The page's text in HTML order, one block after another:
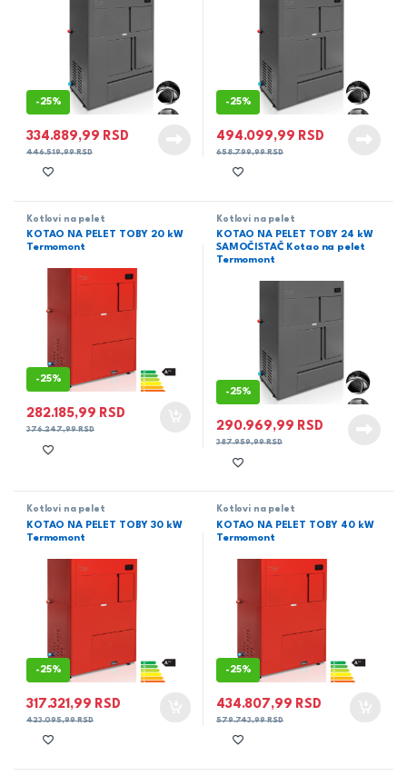
-25%
334.889,99 RSD
446.519,99RSD
-25%
494.099,99 RSD
658.799,99RSD
Kotlovi na pelet
KOTAO NA PELET TOBY 20 kW
Termomont
-25%
282.185,99 RSD
376.247,99RSD
Kotlovi na pelet
KOTAO NA PELET TOBY 24 kW
SAMOČISTAČ Kotao na pelet
Termomont
-25%
290.969,99 RSD
387.959,99RSD
Kotlovi na pelet
KOTAO NA PELET TOBY 30 kW
Termomont
-25%
317.321,99 RSD
423.095,99RSD
Kotlovi na pelet
KOTAO NA PELET TOBY 40 kW
Termomont
-25%
434.807,99 RSD
579.743,99RSD